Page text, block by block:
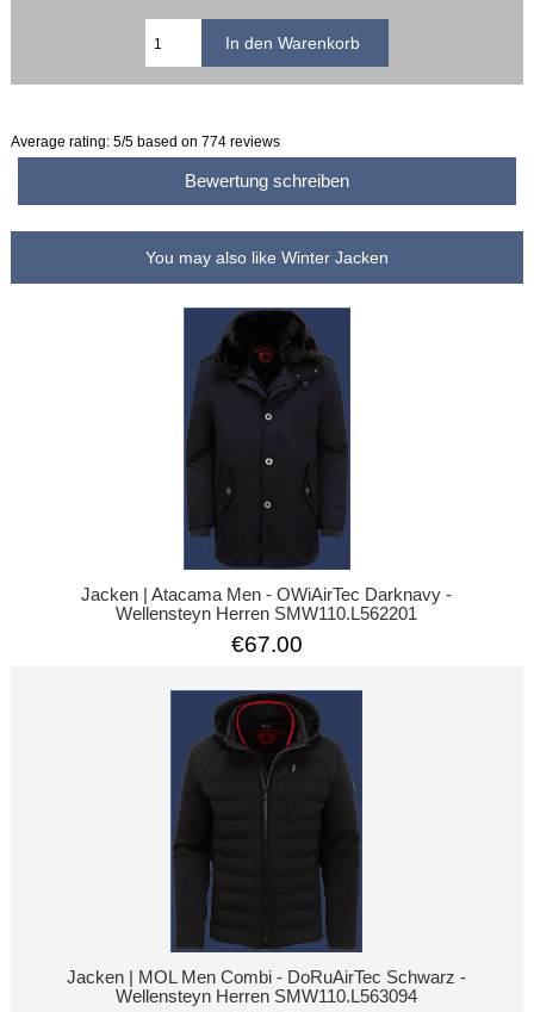
Average rating:5/5 based on774 reviews
Bewertung schreiben
You may also like Winter Jacken
Jacken | Atacama Men - OWiAirTec Darknavy -
Wellensteyn Herren SMW110.L562201
€67.00
Jacken | MOL Men Combi - DoRuAirTec Schwarz -
Wellensteyn Herren SMW110.L563094